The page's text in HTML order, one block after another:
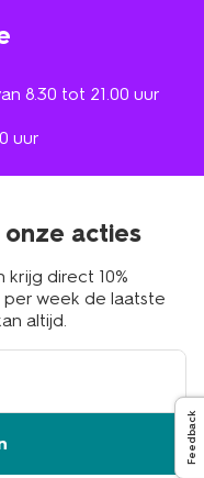
8.30 tot 21.00 uur
uur
acties
direct 10%
week de laatste
altijd.
Feedback